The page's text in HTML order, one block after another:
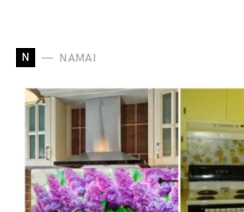
N NAMAI